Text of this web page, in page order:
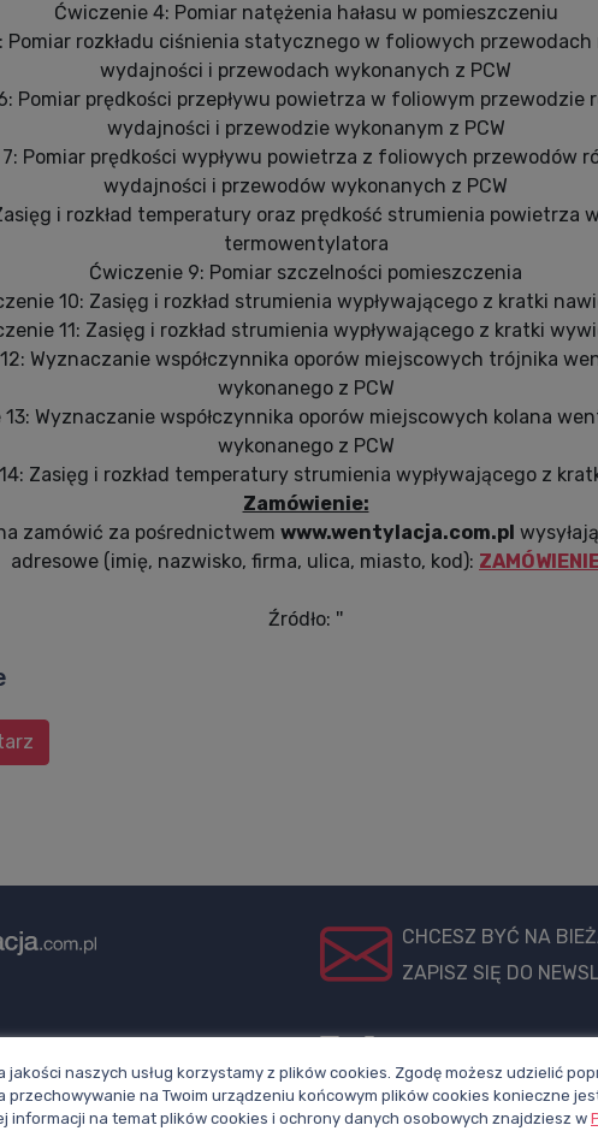
Ćwiczenie 4: Pomiar natężenia hałasu w pomieszczeniu
Pomiar rozkładu ciśnienia statycznego w foliowych
wydajności i przewodach wykonanych z PCW
Pomiar prędkości przepływu powietrza w foliowym przewodzie
wydajności i przewodzie wykonanym z PCW
Pomiar prędkości wypływu powietrza z foliowych przewodów
wydajności i przewodów wykonanych z PCW
i rozkład temperatury oraz prędkość strumienia powietrza
termowentylatora
Ćwiczenie 9: Pomiar szczelności pomieszczenia
10: Zasięg i rozkład strumienia wypływającego z kratki
11: Zasięg i rozkład strumienia wypływającego z kratki
Wyznaczanie współczynnika oporów miejscowych trójnika
wykonanego z PCW
13: Wyznaczanie współczynnika oporów miejscowych kolana
wykonanego z PCW
Zasięg i rozkład temperatury strumienia wypływającego z
Zamówienie:
zamówić za pośrednictwem www.wentylacja.com.pl
adresowe (imię, nazwisko, firma, ulica, miasto, kod):
Źródło: ''
CHCESZ BYĆ NA
ZAPISZ SIĘ DO
000 084
X
jakości naszych usług korzystamy z plików cookies. Zgodę możesz udzielić
przechowywanie na Twoim urządzeniu końcowym plików cookies konieczne
informacji na temat plików cookies i ochrony danych osobowych znajdziesz w